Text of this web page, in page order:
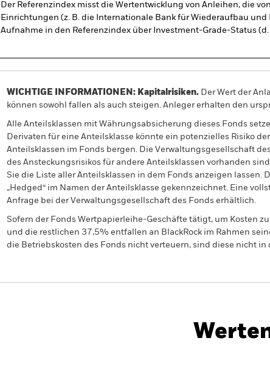
Der Referenzindex misst die Wertentwicklung von Anleihen, die
Einrichtungen (z. B. die Internationale Bank für Wiederaufbau
Aufnahme in den Referenzindex über Investment-Grade-Status
WICHTIGE INFORMATIONEN: Kapitalrisiken. Der Wert der
können sowohl fallen als auch steigen. Anleger erhalten den
Alle Anteilsklassen mit Währungsabsicherung dieses Fonds
Derivaten für eine Anteilsklasse könnte ein potenzielles Risiko
Anteilsklassen im Fonds bergen. Die Verwaltungsgesellschaft
des Ansteckungsrisikos für andere Anteilsklassen vorhanden
Sie die Liste aller Anteilsklassen in dem Fonds anzeigen
„Hedged“ im Namen der Anteilsklasse gekennzeichnet. Eine
Anfrage bei der Verwaltungsgesellschaft des Fonds erhältlich.
Sofern der Fonds Wertpapierleihe-Geschäfte tätigt, um Kosten
und die restlichen 37,5% entfallen an BlackRock im Rahmen
die Betriebskosten des Fonds nicht verteuern, sind diese nicht
Eckdaten